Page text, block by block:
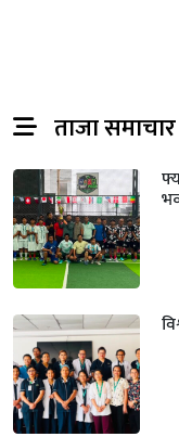
ताजा समाचार